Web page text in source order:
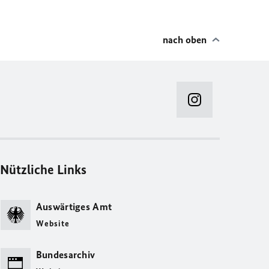
nach oben
Nützliche Links
Auswärtiges Amt
Website
Bundesarchiv